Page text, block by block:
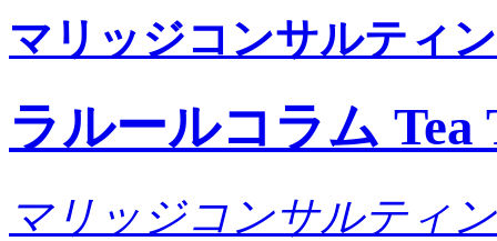
マリッジコンサルティ
ラルールコラム Tea
マリッジコンサルティ